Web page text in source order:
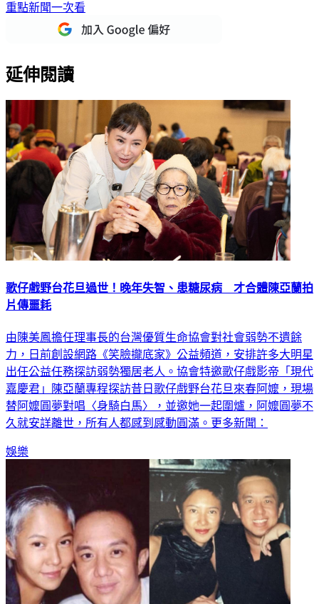
重點新聞一次看
延伸閱讀
歌仔戲野台花旦過世！晚年失智、患糖尿病 才合體陳亞蘭拍
片傳噩耗
由陳美鳳擔任理事長的台灣優質生命協會對社會弱勢不遺餘
力，日前創設網路《笑臉攏底家》公益頻道，安排許多大明星
出任公益任務探訪弱勢獨居老人。協會特邀歌仔戲影帝「現代
嘉慶君」陳亞蘭專程探訪昔日歌仔戲野台花旦來春阿嬤，現場
替阿嬤圓夢對唱〈身騎白馬〉，並邀她一起圍爐，阿嬤圓夢不
久就安詳離世，所有人都感到感動圓滿。更多新聞：
娛樂